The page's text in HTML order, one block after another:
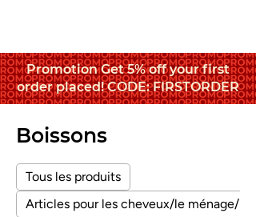
Promotion Get 5% off your first
order placed! CODE: FIRSTORDER
Boissons
Tous les produits
Articles pour les cheveux/le ménage/le